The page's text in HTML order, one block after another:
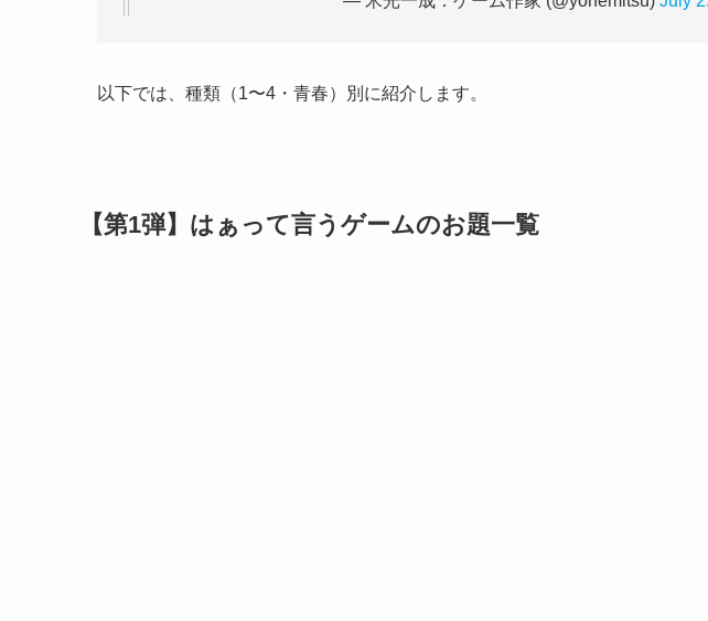
以下では、種類（1〜4・青春）別に紹介します。
【第1弾】はぁって言うゲームのお題一覧